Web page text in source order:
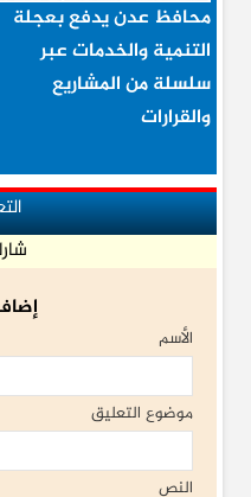
محافظ عدن يدفع بعجلة
التنمية والخدمات عبر
سلسلة من المشاريع
والقرارات
الأسم
موضوع التعليق
النص